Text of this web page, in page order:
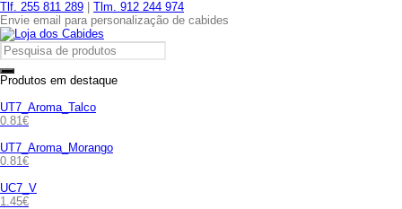
Tlf. 255 811 289
Tlm. 912 244 974
Envie email para personalização de cabides
Produtos em destaque
UT7_Aroma_Talco
0.81€
UT7_Aroma_Morango
0.81€
UC7_V
1.45€